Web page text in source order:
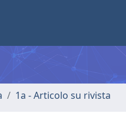
1a - Articolo su rivista